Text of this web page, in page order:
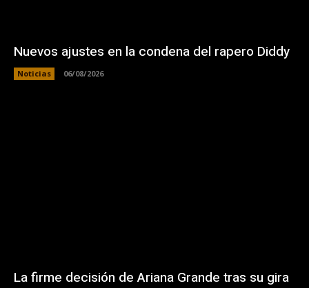
Nuevos ajustes en la condena del rapero Diddy
Noticias 06/08/2026
La firme decisión de Ariana Grande tras su gira